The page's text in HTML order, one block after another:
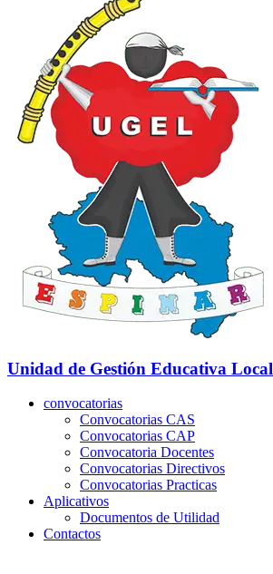
Unidad de Gestión Educativa Local
convocatorias
Convocatorias CAS
Convocatorias CAP
Convocatoria Docentes
Convocatorias Directivos
Convocatorias Practicas
Aplicativos
Documentos de Utilidad
Contactos